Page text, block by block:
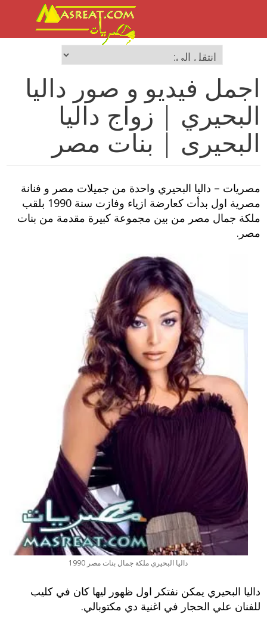
اجمل فيديو و صور داليا
البحيري | زواج داليا
البحيرى | بنات مصر
مصريات – داليا البحيري واحدة من جميلات مصر و فنانة
مصرية اول بدأت كعارضة ازياء وفازت سنة 1990 بلقب
ملكة جمال مصر من بين مجموعة كبيرة مقدمة من بنات
مصر.
داليا البحيري ملكة جمال بنات مصر 1990
داليا البحيري يمكن نفتكر اول ظهور ليها كان في كليب
للفنان علي الحجار في اغنية دي مكتوبالي.